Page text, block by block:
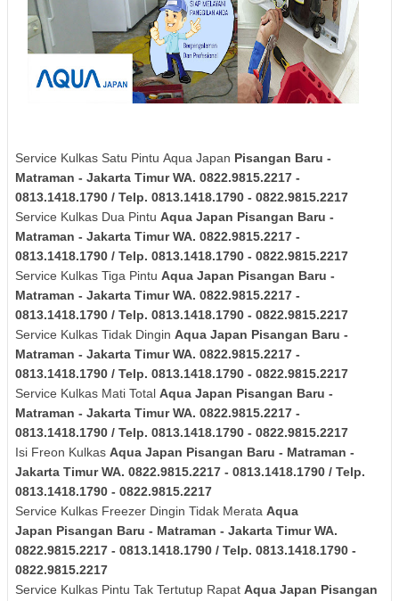
Service Kulkas Satu Pintu Aqua Japan Pisangan Baru -
Matraman - Jakarta TimurWA. 0822.9815.2217 -
0813.1418.1790 / Telp. 0813.1418.1790 - 0822.9815.2217
Service Kulkas Dua Pintu Aqua Japan Pisangan Baru -
Matraman - Jakarta TimurWA. 0822.9815.2217 -
0813.1418.1790 / Telp. 0813.1418.1790 - 0822.9815.2217
Service Kulkas Tiga Pintu Aqua Japan Pisangan Baru -
Matraman - Jakarta TimurWA. 0822.9815.2217 -
0813.1418.1790 / Telp. 0813.1418.1790 - 0822.9815.2217
Service Kulkas Tidak Dingin Aqua Japan Pisangan Baru -
Matraman - Jakarta TimurWA. 0822.9815.2217 -
0813.1418.1790 / Telp. 0813.1418.1790 - 0822.9815.2217
Service Kulkas Mati Total Aqua Japan Pisangan Baru -
Matraman - Jakarta TimurWA. 0822.9815.2217 -
0813.1418.1790 / Telp. 0813.1418.1790 - 0822.9815.2217
Isi Freon Kulkas Aqua Japan Pisangan Baru - Matraman -
Jakarta TimurWA. 0822.9815.2217 - 0813.1418.1790 / Telp.
0813.1418.1790 - 0822.9815.2217
Service Kulkas Freezer Dingin Tidak Merata Aqua
Japan Pisangan Baru - Matraman - Jakarta TimurWA.
0822.9815.2217 - 0813.1418.1790 / Telp. 0813.1418.1790 -
0822.9815.2217
Service Kulkas Pintu Tak Tertutup Rapat Aqua Japan Pisangan